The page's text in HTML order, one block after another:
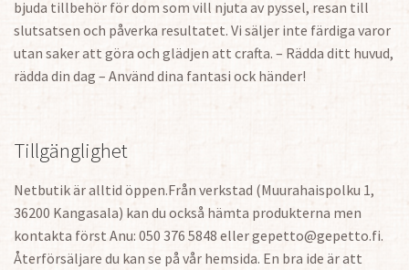
bjuda tillbehör för dom som vill njuta av pyssel, resan till
slutsatsen och påverka resultatet. Vi säljer inte färdiga varor
utan saker att göra och glädjen att crafta. – Rädda ditt huvud,
rädda din dag – Använd dina fantasi ock händer!
Tillgänglighet
Netbutik är alltid öppen.Från verkstad (Muurahaispolku 1,
36200 Kangasala) kan du också hämta produkterna men
kontakta först Anu: 050 376 5848 eller gepetto@gepetto.fi.
Återförsäljare du kan se på vår hemsida. En bra ide är att